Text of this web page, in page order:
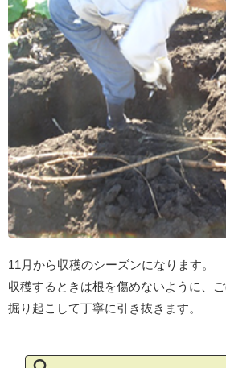
11月から収穫のシーズンになります。
収穫するときは根を傷めないように、
掘り起こして丁寧に引き抜きます。
索: